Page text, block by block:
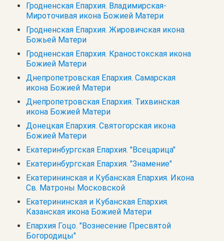
Гродненская Епархия. Владимирская-
Мироточивая икона Божией Матери
Гродненская Епархия. Жировичская икона
Божьей Матери
Гродненская Епархия. Краностокская икона
Божией Матери
Днепропетровская Епархия. Самарская
икона Божией Матери
Днепропетровская Епархия. Тихвинская
икона Божией Матери
Донецкая Епархия. Святогорская икона
Божией Матери
Екатеринбургская Епархия. "Всецарица"
Екатеринбургская Епархия. "Знамение"
Екатерининская и Кубанская Епархия. Икона
Св. Матроны Московской
Екатерининская и Кубанская Епархия.
Казанская икона Божией Матери
Епархия Гоцо. "Вознесение Пресвятой
Богородицы"